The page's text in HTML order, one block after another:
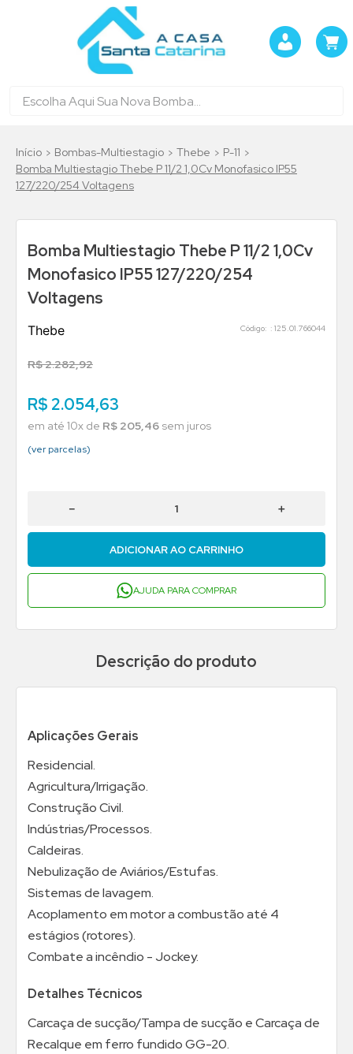
Bombas-Multiestagio Thebe
P-11
Bomba Multiestagio Thebe P 11/2 1,0Cv Monofasico IP55
127/220/254 Voltagens
Bomba Multiestagio Thebe P 11/2 1,0Cv
Monofasico IP55 127/220/254
Voltagens
Thebe : 125.01.766044
R$2.282,92
R$2.054,63
em até 10x de R$ 205,46 sem juros
(ver parcelas)
＋
－
ADICIONAR AO CARRINHO
AJUDA PARA COMPRAR
Descrição do produto
Aplicações Gerais
Residencial.
Agricultura/Irrigação.
Construção Civil.
Indústrias/Processos.
Caldeiras.
Nebulização de Aviários/Estufas.
Sistemas de lavagem.
Acoplamento em motor a combustão até 4
estágios (rotores).
Combate a incêndio - Jockey.
Detalhes Técnicos
Carcaça de sucção/Tampa de sucção e Carcaça de
Recalque em ferro fundido GG-20.